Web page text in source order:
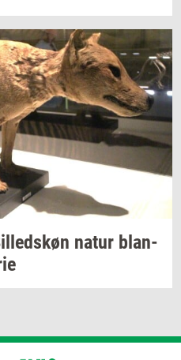
natur blan­